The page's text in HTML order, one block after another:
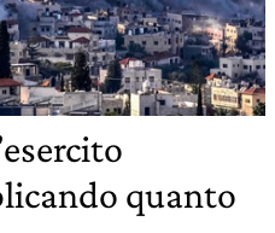
quanto